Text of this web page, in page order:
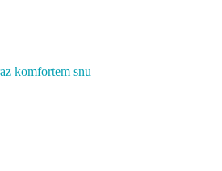
komfortem snu